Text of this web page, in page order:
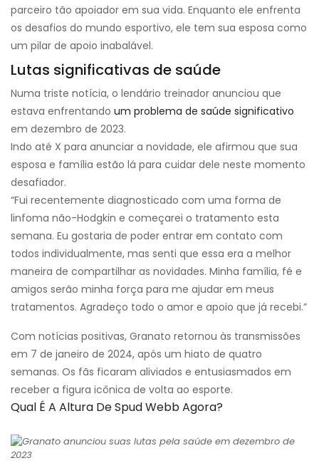
parceiro tão apoiador em sua vida. Enquanto ele enfrenta
os desafios do mundo esportivo, ele tem sua esposa como
um pilar de apoio inabalável.
Lutas significativas de saúde
Numa triste notícia, o lendário treinador anunciou que
estava enfrentando um problema de saúde significativo
em dezembro de 2023.
Indo até X para anunciar a novidade, ele afirmou que sua
esposa e família estão lá para cuidar dele neste momento
desafiador.
“Fui recentemente diagnosticado com uma forma de
linfoma não-Hodgkin e começarei o tratamento esta
semana. Eu gostaria de poder entrar em contato com
todos individualmente, mas senti que essa era a melhor
maneira de compartilhar as novidades. Minha família, fé e
amigos serão minha força para me ajudar em meus
tratamentos. Agradeço todo o amor e apoio que já recebi.”
Com notícias positivas, Granato retornou às transmissões
em 7 de janeiro de 2024, após um hiato de quatro
semanas. Os fãs ficaram aliviados e entusiasmados em
receber a figura icônica de volta ao esporte.
Qual É A Altura De Spud Webb Agora?